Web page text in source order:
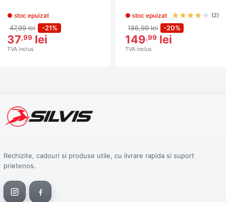
● stoc epuizat
47,99 lei -21%
37,99 lei
TVA inclus
● stoc epuizat ★★★★ ★ (2)
186,99 lei -20%
149,99 lei
TVA inclus
Rechizite, cadouri si produse utile, cu livrare rapida si suport
prietenos.